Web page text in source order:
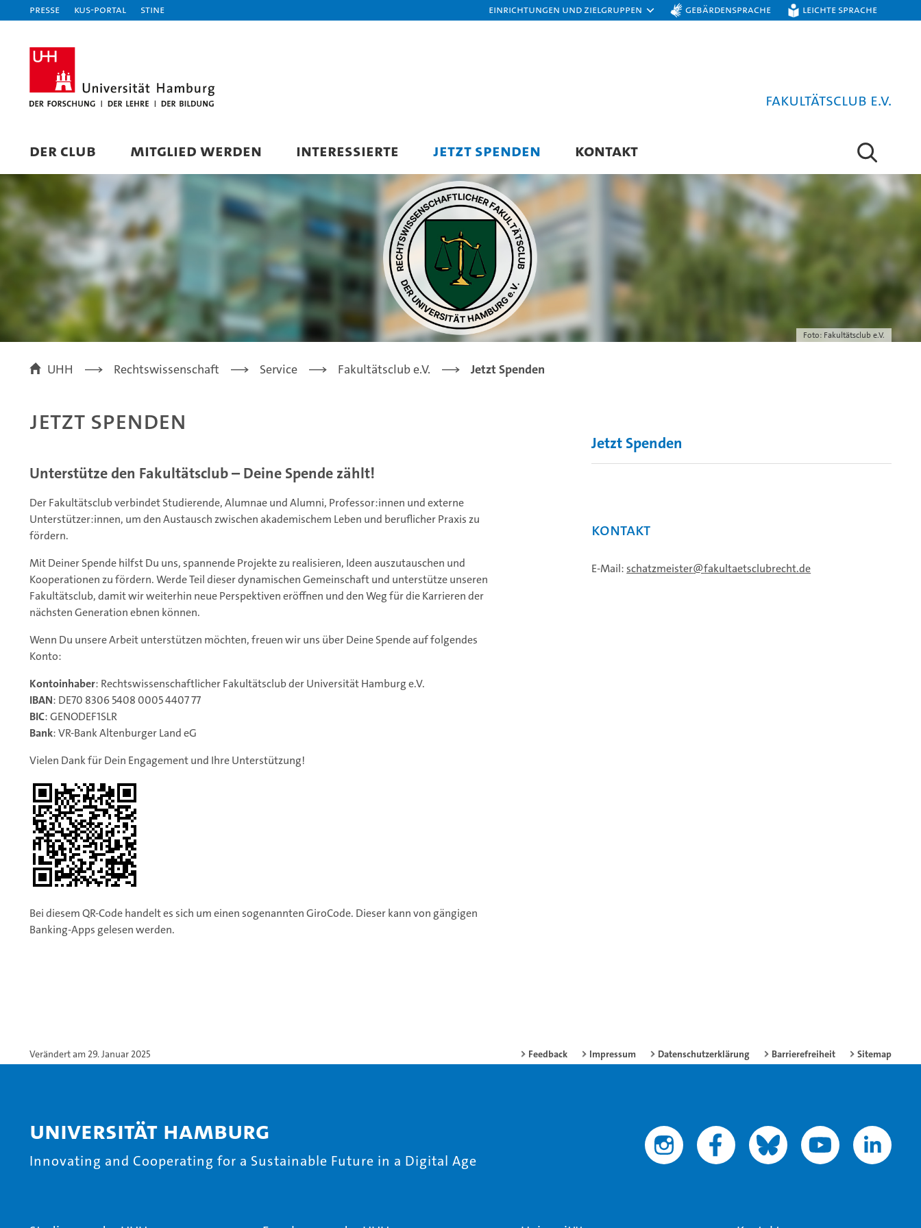
Presse KUS-Portal STiNE Einrichtungen und Zielgruppen Gebärdensprache Leichte Sprache
Fakultätsclub e.V.
DER CLUB MITGLIED WERDEN INTERESSIERTE JETZT SPENDEN KONTAKT
Foto: Fakultätsclub e.V.
UHH Rechtswissenschaft Service Fakultätsclub e.V. Jetzt Spenden
Jetzt Spenden
Unterstütze den Fakultätsclub – Deine Spende zählt!
Der Fakultätsclub verbindet Studierende, Alumnae und Alumni, Professor:innen und externe
Unterstützer:innen, um den Austausch zwischen akademischem Leben und beruflicher Praxis zu
fördern.
Mit Deiner Spende hilfst Du uns, spannende Projekte zu realisieren, Ideen auszutauschen und
Kooperationen zu fördern. Werde Teil dieser dynamischen Gemeinschaft und unterstütze unseren
Fakultätsclub, damit wir weiterhin neue Perspektiven eröffnen und den Weg für die Karrieren der
nächsten Generation ebnen können.
Wenn Du unsere Arbeit unterstützen möchten, freuen wir uns über Deine Spende auf folgendes
Konto:
Kontoinhaber: Rechtswissenschaftlicher Fakultätsclub der Universität Hamburg e.V.
IBAN: DE70 8306 5408 0005 4407 77
BIC: GENODEF1SLR
Bank: VR-Bank Altenburger Land eG
Vielen Dank für Dein Engagement und Ihre Unterstützung!
Bei diesem QR-Code handelt es sich um einen sogenannten GiroCode. Dieser kann von gängigen
Banking-Apps gelesen werden.
Jetzt Spenden
Kontakt
E-Mail: schatzmeister fakultaetsclubrecht.de
Verändert am 29. Januar 2025 Feedback Impressum Datenschutzerklärung Barrierefreiheit Sitemap
Universität Hamburg
Innovating and Cooperating for a Sustainable Future in a Digital Age